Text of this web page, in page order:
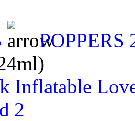
POPPERS
Inflatable
2